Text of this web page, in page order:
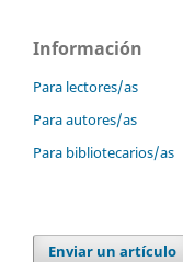
Información
Para lectores/as
Para autores/as
Para bibliotecarios/as
Enviar un artículo